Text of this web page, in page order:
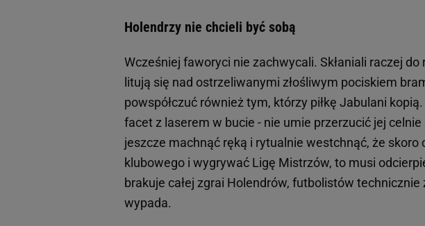
Holendrzy nie chcieli być sobą
Wcześniej faworyci nie zachwycali. Skłaniali raczej
litują się nad ostrzeliwanymi złośliwym pociskiem
powspółczuć również tym, którzy piłkę Jabulani
facet z laserem w bucie - nie umie przerzucić jej celnie
jeszcze machnąć ręką i rytualnie westchnąć, że skoro
klubowego i wygrywać Ligę Mistrzów, to musi
brakuje całej zgrai Holendrów, futbolistów
wypada.